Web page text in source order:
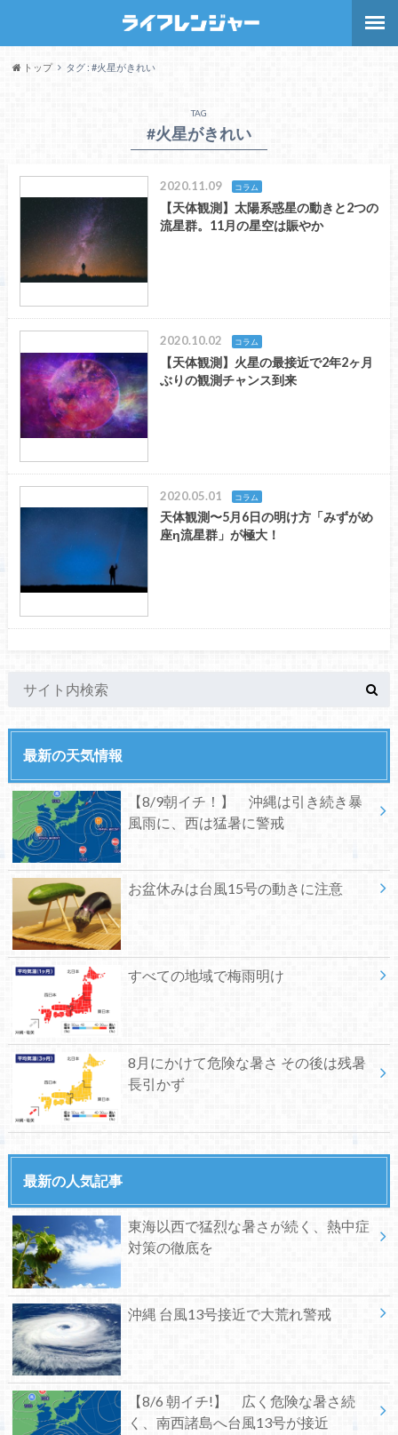
トップ タグ : #火星がきれい
TAG
#火星がきれい
2020.11.09 コラム
【天体観測】太陽系惑星の動きと2つの
流星群。11月の星空は賑やか
2020.10.02 コラム
【天体観測】火星の最接近で2年2ヶ月
ぶりの観測チャンス到来
2020.05.01 コラム
天体観測〜5月6日の明け方「みずがめ
座η流星群」が極大！
最新の天気情報
【8/9朝イチ！】 沖縄は引き続き暴
風雨に、西は猛暑に警戒
お盆休みは台風15号の動きに注意
すべての地域で梅雨明け
8月にかけて危険な暑さ その後は残暑
長引かず
最新の人気記事
東海以西で猛烈な暑さが続く、熱中症
対策の徹底を
沖縄 台風13号接近で大荒れ警戒
【8/6 朝イチ!】 広く危険な暑さ続
く、南西諸島へ台風13号が接近